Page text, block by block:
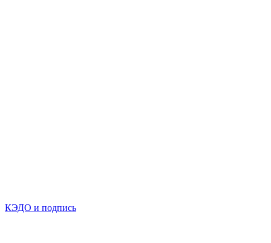
КЭДО и подпись